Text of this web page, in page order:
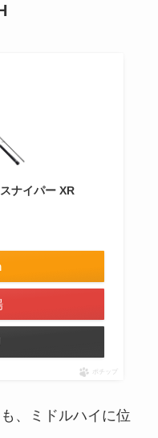
ナイパー XR
ポチップ
、ミドルハイに位